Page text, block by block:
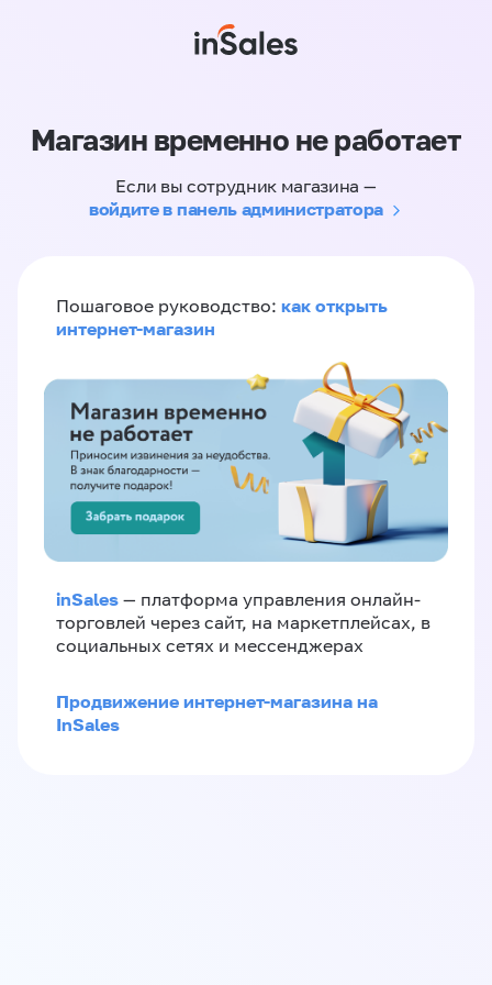
Магазин временно не работает
Если вы сотрудник магазина —
войдите в панель администратора
Пошаговое руководство: как открыть
интернет-магазин
inSales — платформа управления онлайн-
торговлей через сайт, на маркетплейсах, в
социальных сетях и мессенджерах
Продвижение интернет-магазина на
InSales